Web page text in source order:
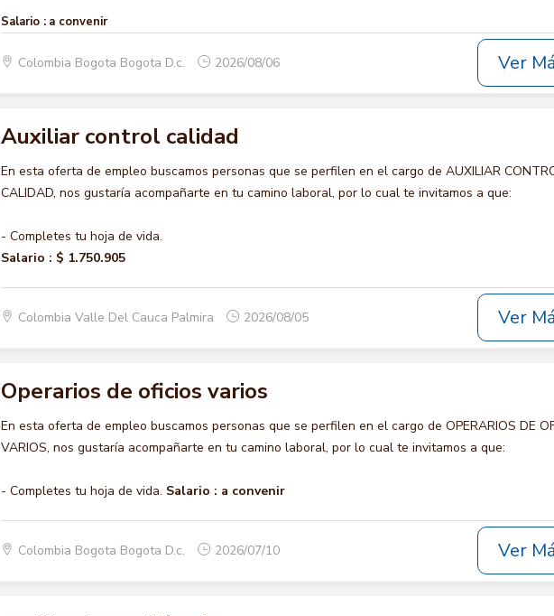
Salario : a convenir
Colombia Bogota Bogota D.c. 2026/08/06 Ver
Auxiliar control calidad
En esta oferta de empleo buscamos personas que se perfilen en el cargo de AUXILIAR
CALIDAD, nos gustaría acompañarte en tu camino laboral, por lo cual te invitamos a que:
- Completes tu hoja de vida.
Salario : $ 1.750.905
Colombia Valle Del Cauca Palmira 2026/08/05 Ver
Operarios de oficios varios
En esta oferta de empleo buscamos personas que se perfilen en el cargo de OPERARIOS DE
VARIOS, nos gustaría acompañarte en tu camino laboral, por lo cual te invitamos a que:
- Completes tu hoja de vida. Salario : a convenir
Colombia Bogota Bogota D.c. 2026/07/10 Ver